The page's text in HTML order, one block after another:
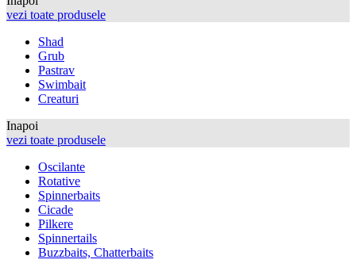
vezi toate produsele
Shad
Grub
Pastrav
Swimbait
Creaturi
Inapoi
vezi toate produsele
Oscilante
Rotative
Spinnerbaits
Cicade
Pilkere
Spinnertails
Buzzbaits, Chatterbaits